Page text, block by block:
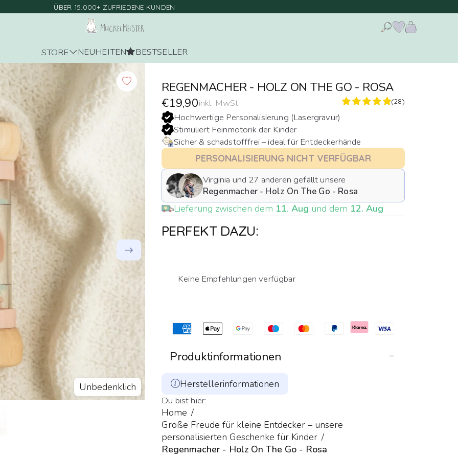
ÜBER 15.000+ ZUFRIEDENE KUNDEN
STORE NEUHEITEN BESTSELLER
Unbedenklich
REGENMACHER - HOLZ ON THE GO - ROSA
€19,90inkl. MwSt. (28)
Hochwertige Personalisierung (Lasergravur)
Stimuliert Feinmotorik der Kinder
Sicher & schadstofffrei – ideal für Entdeckerhände
Virginia und 27 anderen gefällt unsere
Regenmacher - Holz On The Go - Rosa
Lieferung zwischen dem 11. Aug und dem 12. Aug
PERFEKT DAZU:
Keine Empfehlungen verfügbar
Produktinformationen
Sanft wie Sommerregen – der Regenmacher bringt
Klang und Ruhe ins Kinderzimmer. 🌧️
Das Highlight: die bunten Kugeln, die beim Drehen
sacht durch die Röhre rieseln.
Herstellerinformationen
Du bist hier:
Home
Große Freude für kleine Entdecker – unsere
personalisierten Geschenke für Kinder
Regenmacher - Holz On The Go - Rosa